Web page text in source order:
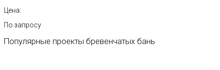
Цена:
По запросу
Популярные проекты бревенчатых бань